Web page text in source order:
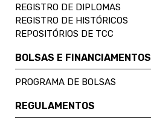
REGISTRO DE DIPLOMAS
REGISTRO DE HISTÓRICOS
REPOSITÓRIOS DE TCC
BOLSAS E FINANCIAMENTOS
PROGRAMA DE BOLSAS
REGULAMENTOS